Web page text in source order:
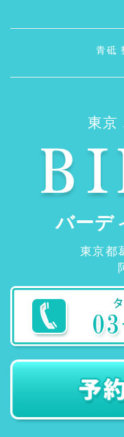
青砥
東京
バーデ
東京都